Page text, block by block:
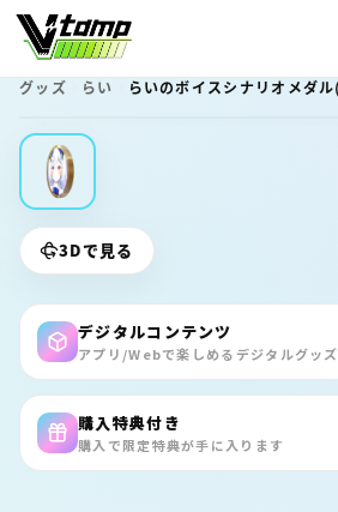
V-tamp（ブイタンプ）
グッズ らい
3Dで見る
デジタルコンテンツ
アプリ/Webで楽しめるデジタルグッズ
購入特典付き
購入で限定特典が手に入ります